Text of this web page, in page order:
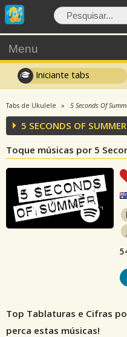
Menu
Iniciante tabs
Tabs de Ukulele 5 Seconds Of
5 SECONDS OF SUMMER
Toque músicas por 5
Top Tablaturas e Cifras
perca estas músicas!